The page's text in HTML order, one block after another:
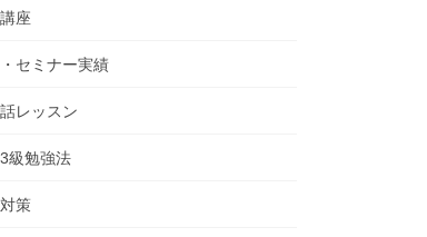
座
セミナー実績
レッスン
級勉強法
策